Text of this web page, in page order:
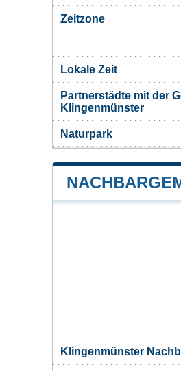
Zeitzone
Lokale Zeit
Partnerstädte mit der
Klingenmünster
Naturpark
Klingenmünster